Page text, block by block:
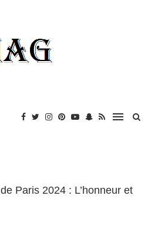
Paris 2024 : L’honneur et